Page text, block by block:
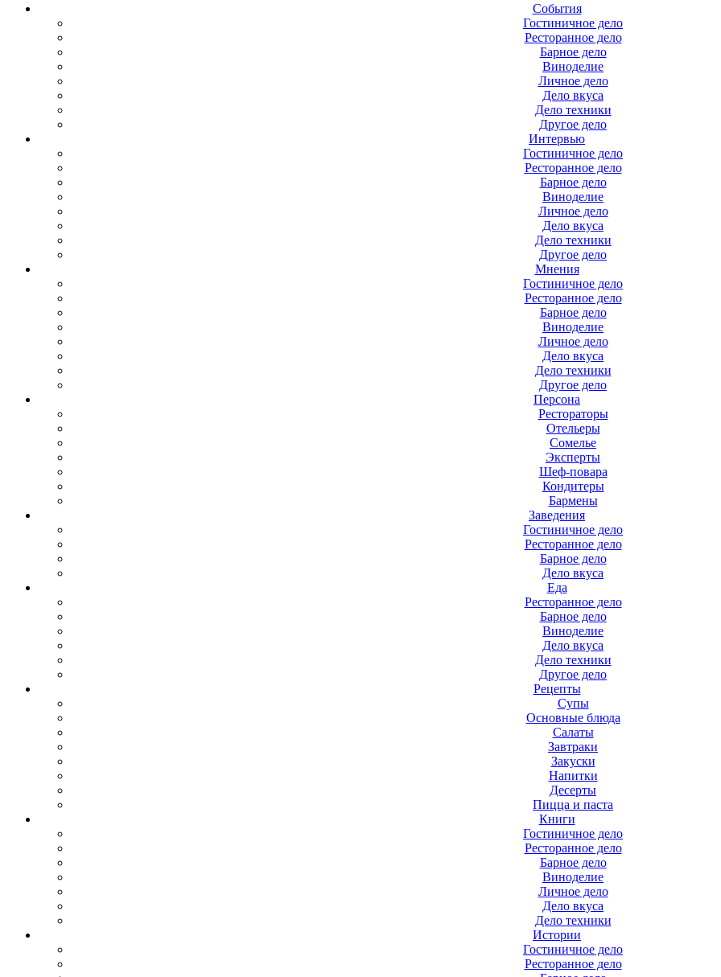
События
Гостиничное дело
Ресторанное дело
Барное дело
Виноделие
Личное дело
Дело вкуса
Дело техники
Другое дело
Интервью
Гостиничное дело
Ресторанное дело
Барное дело
Виноделие
Личное дело
Дело вкуса
Дело техники
Другое дело
Мнения
Гостиничное дело
Ресторанное дело
Барное дело
Виноделие
Личное дело
Дело вкуса
Дело техники
Другое дело
Персона
Рестораторы
Отельеры
Сомелье
Эксперты
Шеф-повара
Кондитеры
Бармены
Заведения
Гостиничное дело
Ресторанное дело
Барное дело
Дело вкуса
Еда
Ресторанное дело
Барное дело
Виноделие
Дело вкуса
Дело техники
Другое дело
Рецепты
Супы
Основные блюда
Салаты
Завтраки
Закуски
Напитки
Десерты
Пицца и паста
Книги
Гостиничное дело
Ресторанное дело
Барное дело
Виноделие
Личное дело
Дело вкуса
Дело техники
Истории
Гостиничное дело
Ресторанное дело